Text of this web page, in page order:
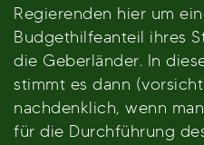
Regierenden hier um
Budgethilfeanteil ihres
die Geberländer. In
stimmt es dann
nachdenklich, wenn
für die Durchführung